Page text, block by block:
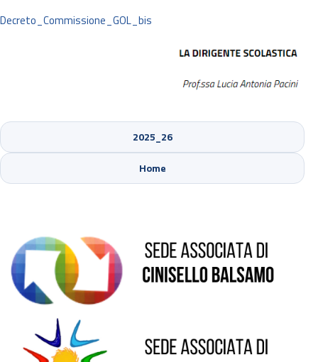
Decreto_Commissione_GOL_bis
2025_26
Home
Sede di Cinisello Balsamo
Sede di Sesto San Giovanni
Sede di Pioltello